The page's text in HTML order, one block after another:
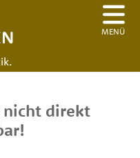
MENÜ
nicht direkt